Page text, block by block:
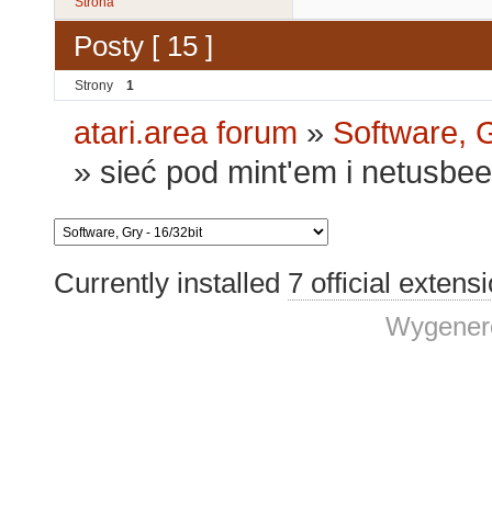
Posty [ 15 ]
Strony 1
atari.area forum » Software,
» sieć pod mint'em i netusbee
Currently installed 7 official